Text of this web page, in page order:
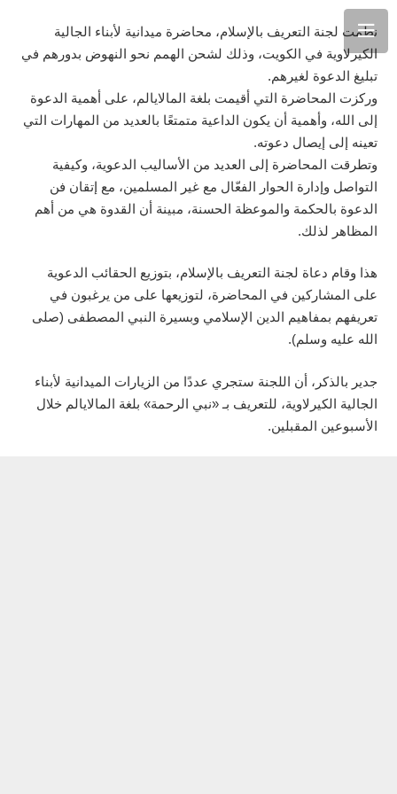
نظمت لجنة التعريف بالإسلام، محاضرة ميدانية لأبناء الجالية
الكيرلاوية في الكويت، وذلك لشحن الهمم نحو النهوض بدورهم في
تبليغ الدعوة لغيرهم.
وركزت المحاضرة التي أقيمت بلغة المالايالم، على أهمية الدعوة
إلى الله، وأهمية أن يكون الداعية متمتعًا بالعديد من المهارات التي
تعينه إلى إيصال دعوته.
وتطرقت المحاضرة إلى العديد من الأساليب الدعوية، وكيفية
التواصل وإدارة الحوار الفعّال مع غير المسلمين، مع إتقان فن
الدعوة بالحكمة والموعظة الحسنة، مبينة أن القدوة هي من أهم
المظاهر لذلك.
هذا وقام دعاة لجنة التعريف بالإسلام، بتوزيع الحقائب الدعوية
على المشاركين في المحاضرة، لتوزيعها على من يرغبون في
تعريفهم بمفاهيم الدين الإسلامي وبسيرة النبي المصطفى (صلى
الله عليه وسلم).
جدير بالذكر، أن اللجنة ستجري عددًا من الزيارات الميدانية لأبناء
الجالية الكيرلاوية، للتعريف بـ «نبي الرحمة» بلغة المالايالم خلال
الأسبوعين المقبلين.